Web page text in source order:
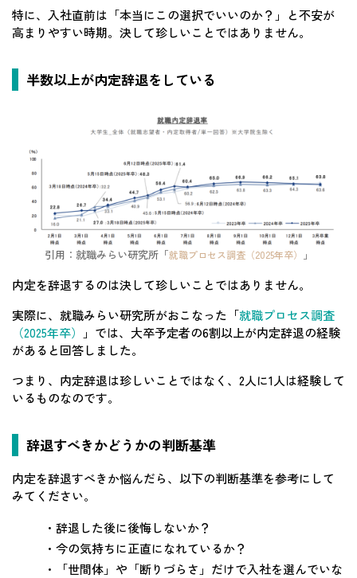
特に、入社直前は「本当にこの選択でいいのか？」と不安が
高まりやすい時期。決して珍しいことではありません。
半数以上が内定辞退をしている
引用：就職みらい研究所「就職プロセス調査（2025年卒） 」
内定を辞退するのは決して珍しいことではありません。
実際に、就職みらい研究所がおこなった「就職プロセス調査
（2025年卒）
」では、大卒予定者の6割以上が内定辞退の経験
があると回答しました。
つまり、内定辞退は珍しいことではなく、2人に1人は経験して
いるものなのです。
辞退すべきかどうかの判断基準
内定を辞退すべきか悩んだら、以下の判断基準を参考にして
みてください。
・辞退した後に後悔しないか？
・今の気持ちに正直になれているか？
・「世間体」や「断りづらさ」だけで入社を選んでいな